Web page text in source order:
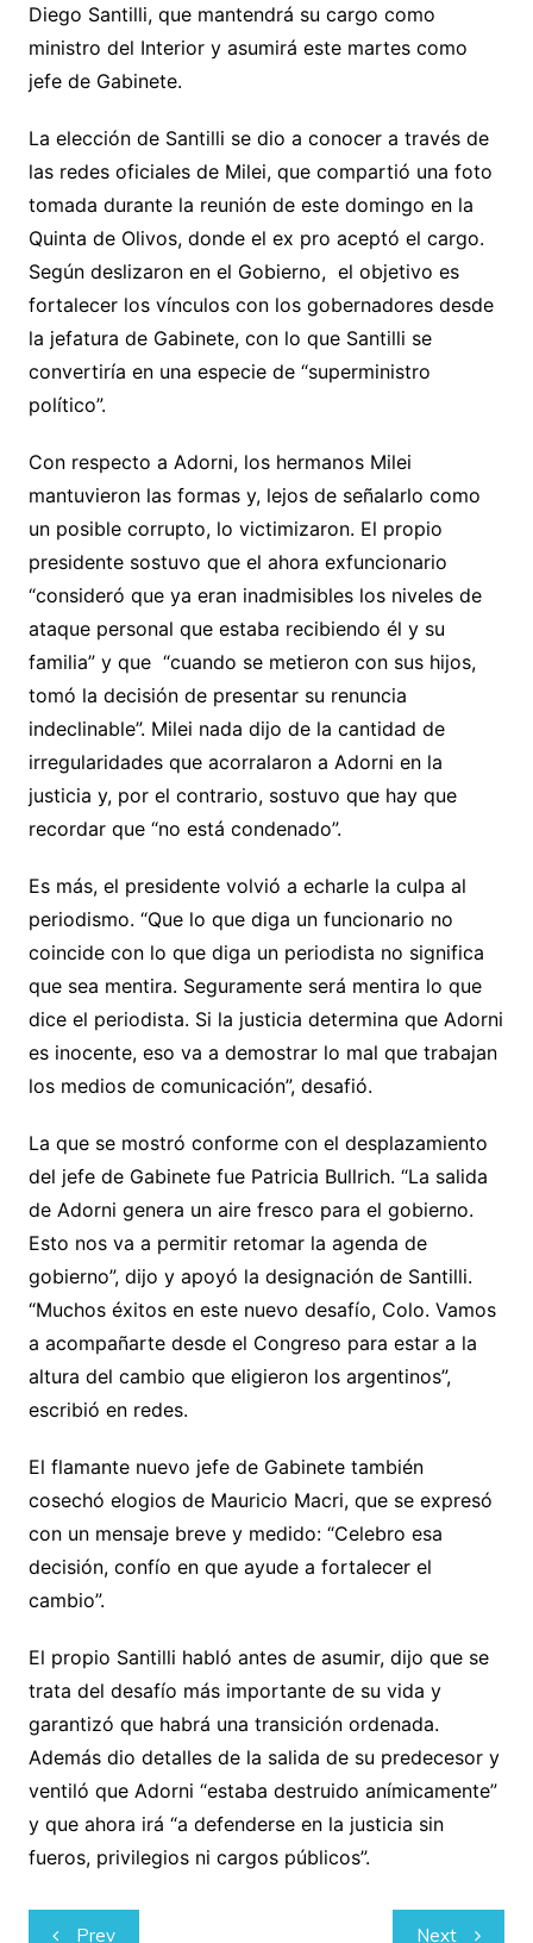
Diego Santilli, que mantendrá su cargo como
ministro del Interior y asumirá este martes como
jefe de Gabinete.
La elección de Santilli se dio a conocer a través de
las redes oficiales de Milei, que compartió una foto
tomada durante la reunión de este domingo en la
Quinta de Olivos, donde el ex pro aceptó el cargo.
Según deslizaron en el Gobierno, el objetivo es
fortalecer los vínculos con los gobernadores desde
la jefatura de Gabinete, con lo que Santilli se
convertiría en una especie de “superministro
político”.
Con respecto a Adorni, los hermanos Milei
mantuvieron las formas y, lejos de señalarlo como
un posible corrupto, lo victimizaron. El propio
presidente sostuvo que el ahora exfuncionario
“consideró que ya eran inadmisibles los niveles de
ataque personal que estaba recibiendo él y su
familia” y que “cuando se metieron con sus hijos,
tomó la decisión de presentar su renuncia
indeclinable”. Milei nada dijo de la cantidad de
irregularidades que acorralaron a Adorni en la
justicia y, por el contrario, sostuvo que hay que
recordar que “no está condenado”.
Es más, el presidente volvió a echarle la culpa al
periodismo. “Que lo que diga un funcionario no
coincide con lo que diga un periodista no significa
que sea mentira. Seguramente será mentira lo que
dice el periodista. Si la justicia determina que Adorni
es inocente, eso va a demostrar lo mal que trabajan
los medios de comunicación”, desafió.
La que se mostró conforme con el desplazamiento
del jefe de Gabinete fue Patricia Bullrich. “La salida
de Adorni genera un aire fresco para el gobierno.
Esto nos va a permitir retomar la agenda de
gobierno”, dijo y apoyó la designación de Santilli.
“Muchos éxitos en este nuevo desafío, Colo. Vamos
a acompañarte desde el Congreso para estar a la
altura del cambio que eligieron los argentinos”,
escribió en redes.
El flamante nuevo jefe de Gabinete también
cosechó elogios de Mauricio Macri, que se expresó
con un mensaje breve y medido: “Celebro esa
decisión, confío en que ayude a fortalecer el
cambio”.
El propio Santilli habló antes de asumir, dijo que se
trata del desafío más importante de su vida y
garantizó que habrá una transición ordenada.
Además dio detalles de la salida de su predecesor y
ventiló que Adorni “estaba destruido anímicamente”
y que ahora irá “a defenderse en la justicia sin
fueros, privilegios ni cargos públicos”.
Navegación
Prev Next